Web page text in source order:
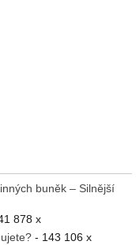
buněk – Silnější
878 x
- 143 106 x